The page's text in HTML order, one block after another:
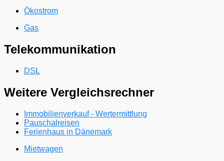
Ökostrom
Gas
Telekommunikation
DSL
Weitere Vergleichsrechner
Immobilienverkauf - Wertermittlung
Pauschalreisen
Ferienhaus in Dänemark
Mietwagen